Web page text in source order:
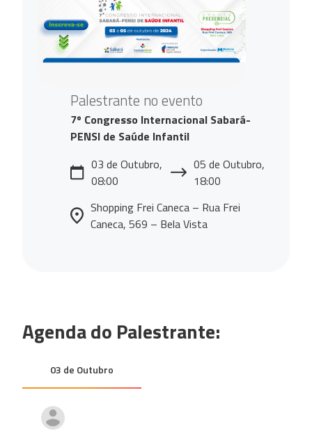
Palestrante no evento
7º Congresso Internacional Sabará-
PENSI de Saúde Infantil
03 de Outubro,
08:00
05 de Outubro,
18:00
Shopping Frei Caneca – Rua Frei
Caneca, 569 – Bela Vista
Agenda do Palestrante:
03 de Outubro